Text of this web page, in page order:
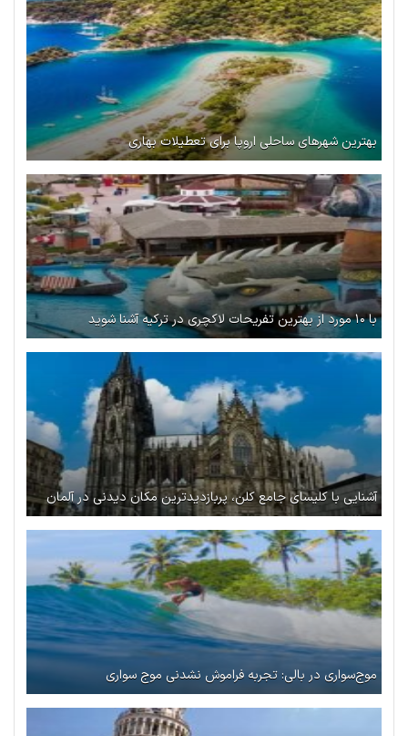
بهترین شهرهای ساحلی اروپا برای تعطیلات بهاری
با ۱۰ مورد از بهترین تفریحات لاکچری در ترکیه آشنا شوید
آشنایی با کلیسای جامع کلن، پربازدیدترین مکان دیدنی در آلمان
موج‌سواری در بالی: تجربه فراموش نشدنی موج سواری